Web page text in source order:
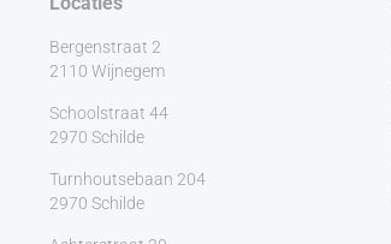
Bergenstraat 2
2110 Wijnegem
Schoolstraat 44
2970 Schilde
Turnhoutsebaan 204
2970 Schilde